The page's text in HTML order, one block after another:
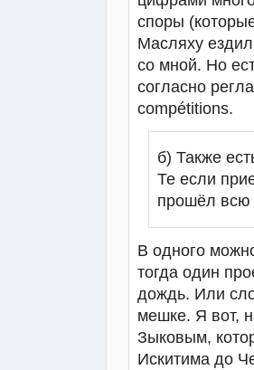
споры
Масляху
со мной. Но
согласно
compétitions.
б) Также
Те если
прошёл всю
В одного
тогда один
дождь. Или
мешке. Я вот,
Зыковым,
Искитима до